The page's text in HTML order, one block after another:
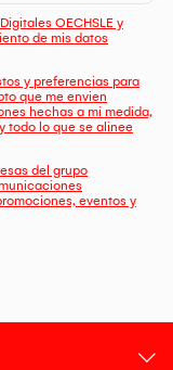
OECHSLE y
de mis datos
y preferencias para
que me envien
hechas a mi medida,
todo lo que se alinee
del grupo
eventos y